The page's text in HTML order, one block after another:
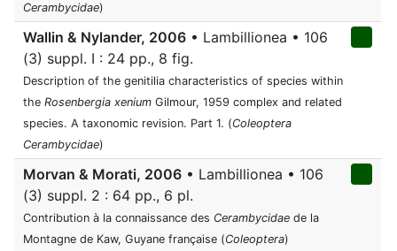
Cerambycidae)
Wallin & Nylander, 2006 • Lambillionea • 106
(3) suppl. I : 24 pp., 8 fig.
Description of the genitilia characteristics of species within
the Rosenbergia xenium Gilmour, 1959 complex and related
species. A taxonomic revision. Part 1. (Coleoptera
Cerambycidae)
Morvan & Morati, 2006 • Lambillionea • 106
(3) suppl. 2 : 64 pp., 6 pl.
Contribution à la connaissance des Cerambycidae de la
Montagne de Kaw, Guyane française (Coleoptera)